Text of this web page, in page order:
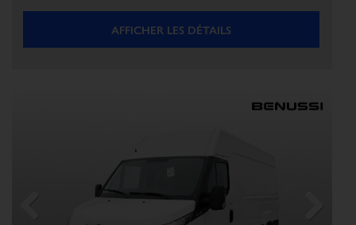
AFFICHER LES DÉTAILS